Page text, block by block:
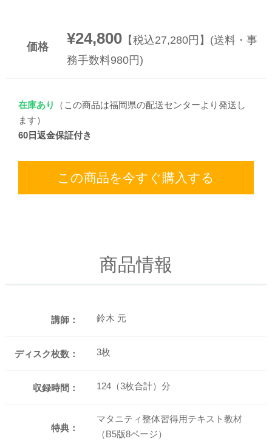
価格 ¥24,800【税込27,280円】(送料・事
務手数料980円)
在庫あり
（この商品は福岡県の配送センターより発送し
ます）
60日返金保証付き
この商品を今すぐ購入する
商品情報
講師： 鈴木 元
ディスク枚数： 3枚
収録時間： 124（3枚合計）分
特典：
マタニティ整体習得用テキスト教材
（B5版8ページ）